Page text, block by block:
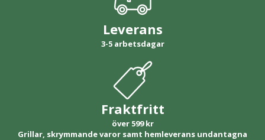
Leverans
3-5 arbetsdagar
Fraktfritt
över 599 kr
Grillar, skrymmande varor samt hemleverans undantagna